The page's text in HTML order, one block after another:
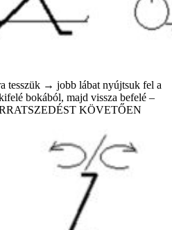
tesszük → jobb lábat nyújtsuk fel a
bokából, majd vissza befelé –
KÖVETŐEN